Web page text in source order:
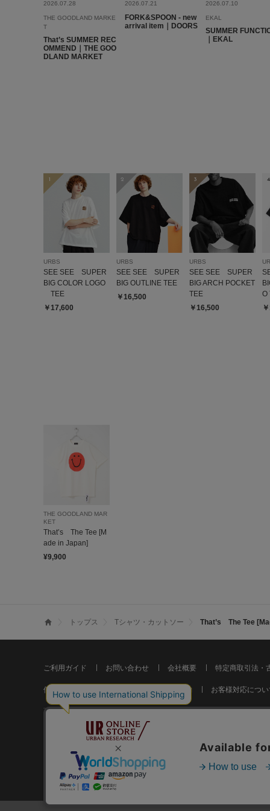
2026.07.28
THE GOODLAND MARKE
T
That’s SUMMER REC
OMMEND｜THE GOO
DLAND MARKET
2026.07.21
FORK&SPOON - new
arrival item｜DOORS
2026.07.10
EKAL
SUMMER
｜EKAL
1
URBS
SEE SEE SUPER
BIG COLOR LOGO
TEE
￥17,600
2
URBS
SEE SEE SUPER
BIG OUTLINE TEE
￥16,500
3
URBS
SEE SEE SUPER
BIG ARCH POCKET
TEE
￥16,500
4
O
THE GOODLAND MAR
KET
That’s The Tee [M
ade in Japan]
¥9,900
トップス Tシャツ・カットソー That’s The Tee
ご利用ガイド お問い合わせ 会社概要 特定商取引法・
個人情報の取り扱いについて ご利用規約 お客様対応につ